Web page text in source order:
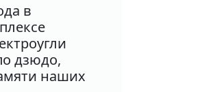
в
дзюдо,
наших